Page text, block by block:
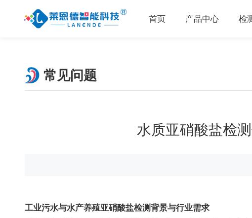
首页 产品中心 检
常见问题
水质亚硝酸盐检
工业污水与水产养殖亚硝酸盐检测背景与行业需求